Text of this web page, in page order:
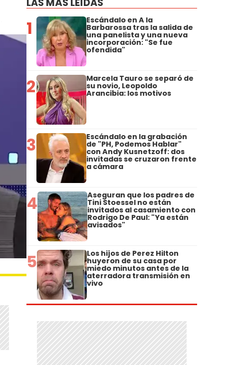
LAS MÁS LEÍDAS
1 Escándalo en A la
Barbarossa tras la salida de
una panelista y una nueva
incorporación: "Se fue
ofendida"
2 Marcela Tauro se separó de
su novio, Leopoldo
Arancibia: los motivos
3 Escándalo en la grabación
de "PH, Podemos Hablar"
con Andy Kusnetzoff: dos
invitadas se cruzaron frente
a cámara
4 Aseguran que los padres de
Tini Stoessel no están
invitados al casamiento con
Rodrigo De Paul: "Ya están
avisados"
5 Los hijos de Perez Hilton
huyeron de su casa por
miedo minutos antes de la
aterradora transmisión en
vivo